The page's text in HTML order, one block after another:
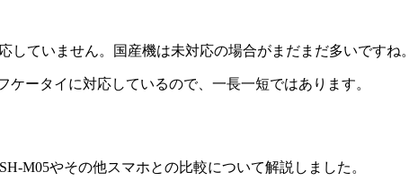
ていません。国産機は未対応の場合がまだまだ多いですね。
ータイに対応しているので、一長一短ではあります。
M05やその他スマホとの比較について解説しました。